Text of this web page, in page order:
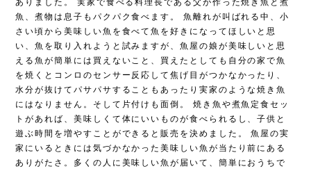
魚、煮物は息子もパクパク食べます。 魚離れが叫ばれる中、小
さい頃から美味しい魚を食べて魚を好きになってほしいと思
い、魚を取り入れようと試みますが、魚屋の娘が美味しいと思
える魚が簡単には買えないこと、買えたとしても自分の家で魚
を焼くとコンロのセンサー反応して焦げ目がつかなかったり、
水分が抜けてパサパサすることもあったり実家のような焼き魚
にはなりません。そして片付けも面倒。 焼き魚や煮魚定食セッ
トがあれば、美味しくて体にいいものが食べられるし、子供と
遊ぶ時間を増やすことができると販売を決めました。 魚屋の実
家にいるときには気づかなかった美味しい魚が当たり前にある
ありがたさ。多くの人に美味しい魚が届いて、簡単におうちで